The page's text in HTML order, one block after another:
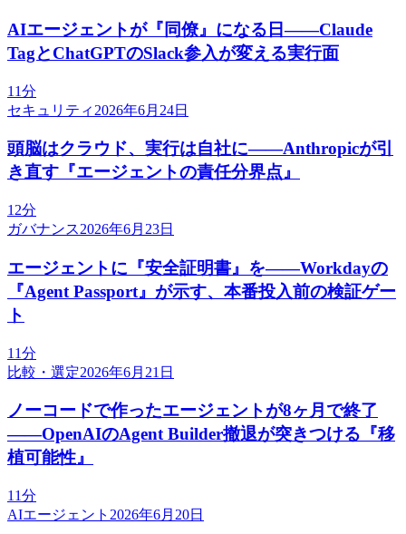
AIエージェントが『同僚』になる日——Claude
TagとChatGPTのSlack参入が変える実行面
11分
セキュリティ 2026年6月24日
頭脳はクラウド、実行は自社に——Anthropicが引
き直す『エージェントの責任分界点』
12分
ガバナンス2026年6月23日
エージェントに『安全証明書』を——Workdayの
『Agent Passport』が示す、本番投入前の検証ゲー
ト
11分
比較・選定2026年6月21日
ノーコードで作ったエージェントが8ヶ月で終了
——OpenAIのAgent Builder撤退が突きつける『移
植可能性』
11分
AIエージェント 2026年6月20日